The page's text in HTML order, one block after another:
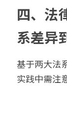
四、法
系差异
基于两大法
实践中需注